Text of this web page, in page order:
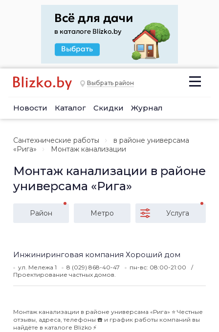
Выбрать район
Новости Каталог Скидки Журнал
Сантехнические работы
в районе универсама
«Рига»
Монтаж канализации
Монтаж канализации в районе
универсама «Рига»
Район Метро Услуга
Инжиниринговая компания Хороший дом
ул. Мележа 1 8 (029) 868-40-47
пн-вс: 08:00-21:00
Проектирование частных домов.
Монтаж канализации в районе универсама «Рига» ⭐️ Честные
отзывы, адреса, телефоны ☎️ и график работы компаний вы
найдёте в каталоге Blizko ⚡️